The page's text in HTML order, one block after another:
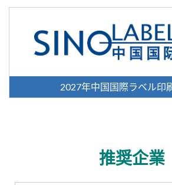
2027年中国国際ラベル印
推奨企業